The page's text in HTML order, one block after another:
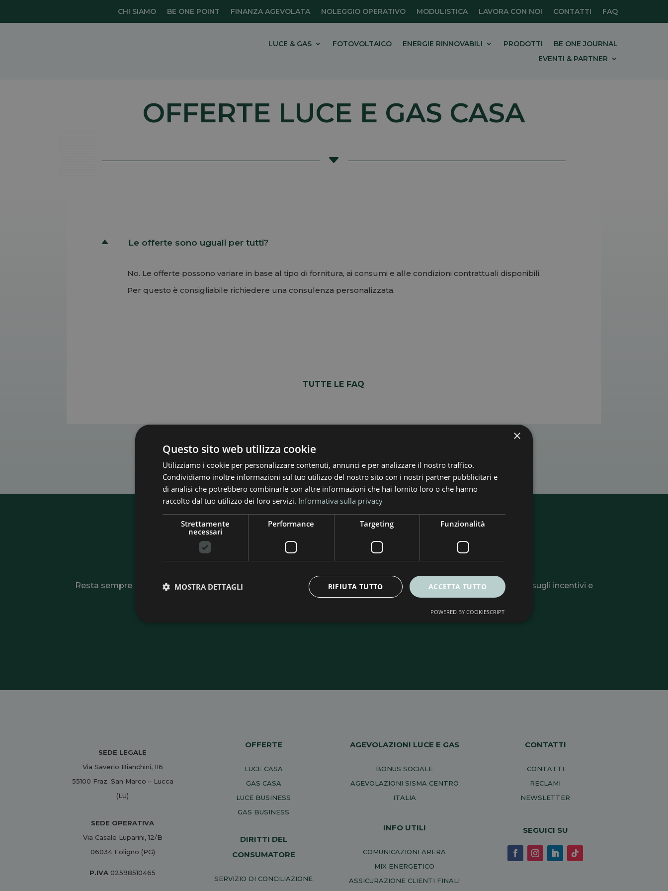
CHI SIAMO BE ONE POINT FINANZA AGEVOLATA NOLEGGIO OPERATIVO MODULISTICA LAVORA CON NOI CONTATTI FAQ
LUCE & GAS FOTOVOLTAICO ENERGIE RINNOVABILI PRODOTTI
BE ONE JOURNAL
EVENTI & PARTNER
OFFERTE LUCE E GAS CASA
C
D Le offerte sono uguali per tutti?
No. Le offerte possono variare in base al tipo di fornitura, ai consumi e alle condizioni contrattuali disponibili.
Per questo è consigliabile richiedere una consulenza personalizzata.
TUTTE LE FAQ
Iscriviti alla nostra Newsletter
Resta sempre aggiornato su novità, offerte e soluzioni per l’efficienza energetica. Ricevi consigli utili, informazioni sugli incentivi e
tutte le opportunità per risparmiare e rendere più sostenibile la tua casa o la tua azienda.
SEDE LEGALE
Via Saverio Bianchini, 116
55100 Fraz. San Marco – Lucca
(LU)
SEDE OPERATIVA
Via Casale Luparini, 12/B
06034 Foligno (PG)
P.IVA 02598510465
OFFERTE
LUCE CASA
GAS CASA
LUCE BUSINESS
GAS BUSINESS
DIRITTI DEL
CONSUMATORE
SERVIZIO DI CONCILIAZIONE
AGEVOLAZIONI LUCE E GAS
BONUS SOCIALE
AGEVOLAZIONI SISMA CENTRO
ITALIA
INFO UTILI
COMUNICAZIONI ARERA
MIX ENERGETICO
ASSICURAZIONE CLIENTI FINALI
CONTATTI
CONTATTI
RECLAMI
NEWSLETTER
SEGUICI SU
×
Questo sito web utilizza cookie
Utilizziamo i cookie per personalizzare contenuti, annunci e per analizzare il nostro traffico.
Condividiamo inoltre informazioni sul tuo utilizzo del nostro sito con i nostri partner pubblicitari e
di analisi che potrebbero combinarle con altre informazioni che hai fornito loro o che hanno
raccolto dal tuo utilizzo dei loro servizi. Informativa sulla privacy
Strettamente
necessari
Performance Targeting Funzionalità
ACCETTA TUTTO
RIFIUTA TUTTO
MOSTRA DETTAGLI
POWERED BY COOKIESCRIPT